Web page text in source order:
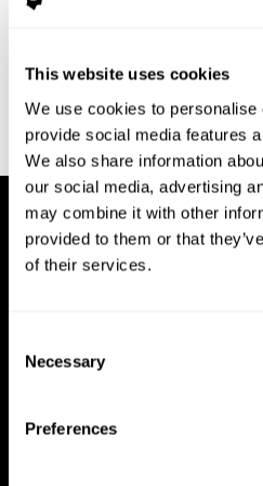
This website uses cookies
We use cookies to personalise
provide social media features
We also share information
our social media, advertising
may combine it with other
provided to them or that
of their services.
Selection
Necessary
Preferences
88(9), 1191-1196.
view test scores as administered
of clinical and experimental